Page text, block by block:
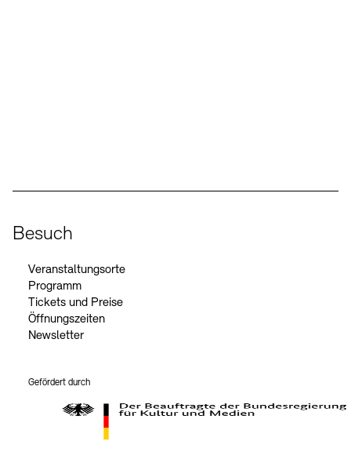
Besuch
Veranstaltungsorte
Programm
Tickets und Preise
Öffnungszeiten
Newsletter
Gefördert durch